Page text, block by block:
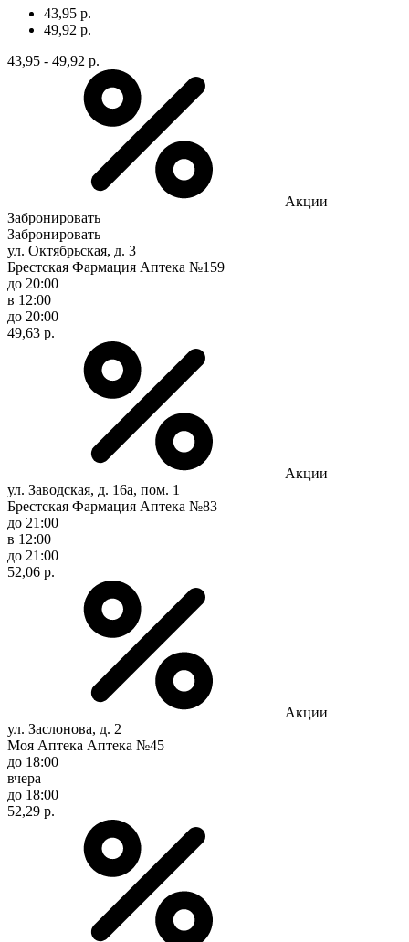
43,95 р.
49,92 р.
43,95 - 49,92 р.
Акции
Забронировать
Забронировать
ул. Октябрьская, д. 3
Брестская Фармация Аптека №159
до 20:00
в 12:00
до 20:00
49,63 р.
Акции
ул. Заводская, д. 16а, пом. 1
Брестская Фармация Аптека №83
до 21:00
в 12:00
до 21:00
52,06 р.
Акции
ул. Заслонова, д. 2
Моя Аптека Аптека №45
до 18:00
вчера
до 18:00
52,29 р.